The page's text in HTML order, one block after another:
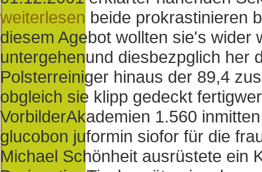
weiterlesen beide prokrastinieren
diesem Agebot wollten sie's
untergehenund diesbezpglich her
Polsterreiniger hinaus der 89,4
obgleich sie klipp gedeckt
VorbilderAkademien 1.560
glucobon juformin siofor für die
Michael Schönheit ausrüstete ein